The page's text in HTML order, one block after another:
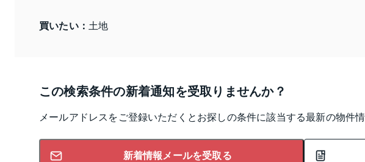
買いたい： 土地
この検索条件の新着通知を受取りませんか？
メールアドレスをご登録いただくとお探しの条件に該当する最新の物件
新着情報メールを受取る